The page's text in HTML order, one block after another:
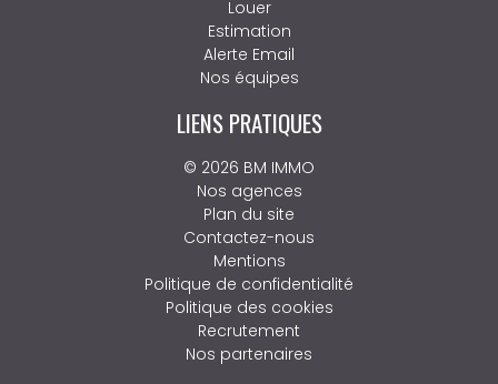
Louer
Estimation
Alerte Email
Nos équipes
LIENS PRATIQUES
© 2026 BM IMMO
Nos agences
Plan du site
Contactez-nous
Mentions
Politique de confidentialité
Politique des cookies
Recrutement
Nos partenaires